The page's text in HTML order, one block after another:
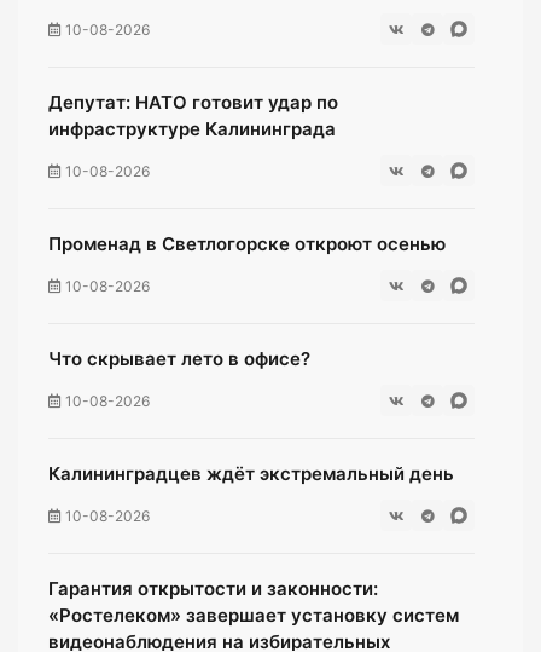
10-08-2026
Депутат: НАТО готовит удар по
инфраструктуре Калининграда
10-08-2026
Променад в Светлогорске откроют осенью
10-08-2026
Что скрывает лето в офисе?
10-08-2026
Калининградцев ждёт экстремальный день
10-08-2026
Гарантия открытости и законности:
«Ростелеком» завершает установку систем
видеонаблюдения на избирательных